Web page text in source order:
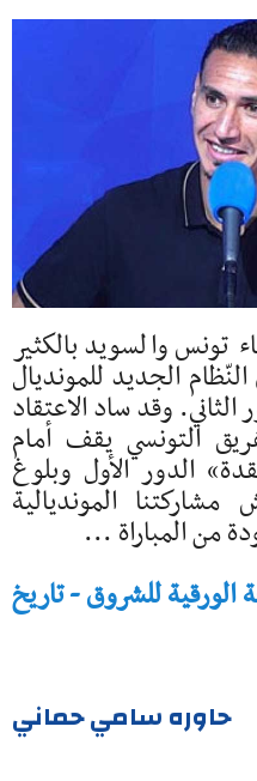
تونس والسويد بالكثير
الجديد للمونديال
للدور الثاني. وقد ساد الاعتقاد
التونسي يقف أمام
الدور الأول وبلوغ
المونديالية
من المباراة ...
الورقية للشروق - تاريخ
حاوره سامي حماني